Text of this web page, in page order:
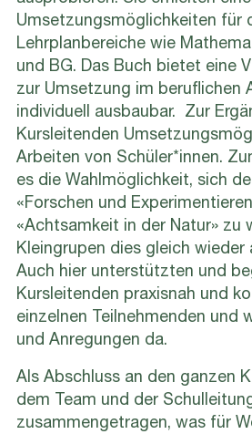
Umsetzungsmöglichkeiten für
Lehrplanbereiche wie
und BG. Das Buch bietet eine
zur Umsetzung im beruflichen
individuell ausbaubar. Zur
Kursleitenden
Arbeiten von Schüler*innen.
es die Wahlmöglichkeit, sich
«Forschen und
«Achtsamkeit in der Natur» zu
Kleingrupen dies gleich wieder
Auch hier unterstützten und
Kursleitenden praxisnah und
einzelnen Teilnehmenden und
und Anregungen da.
Als Abschluss an den ganzen
dem Team und der
zusammengetragen, was für